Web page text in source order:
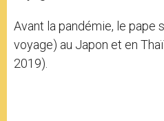
Avant la pandémie, le pape
voyage) au Japon et en
2019).